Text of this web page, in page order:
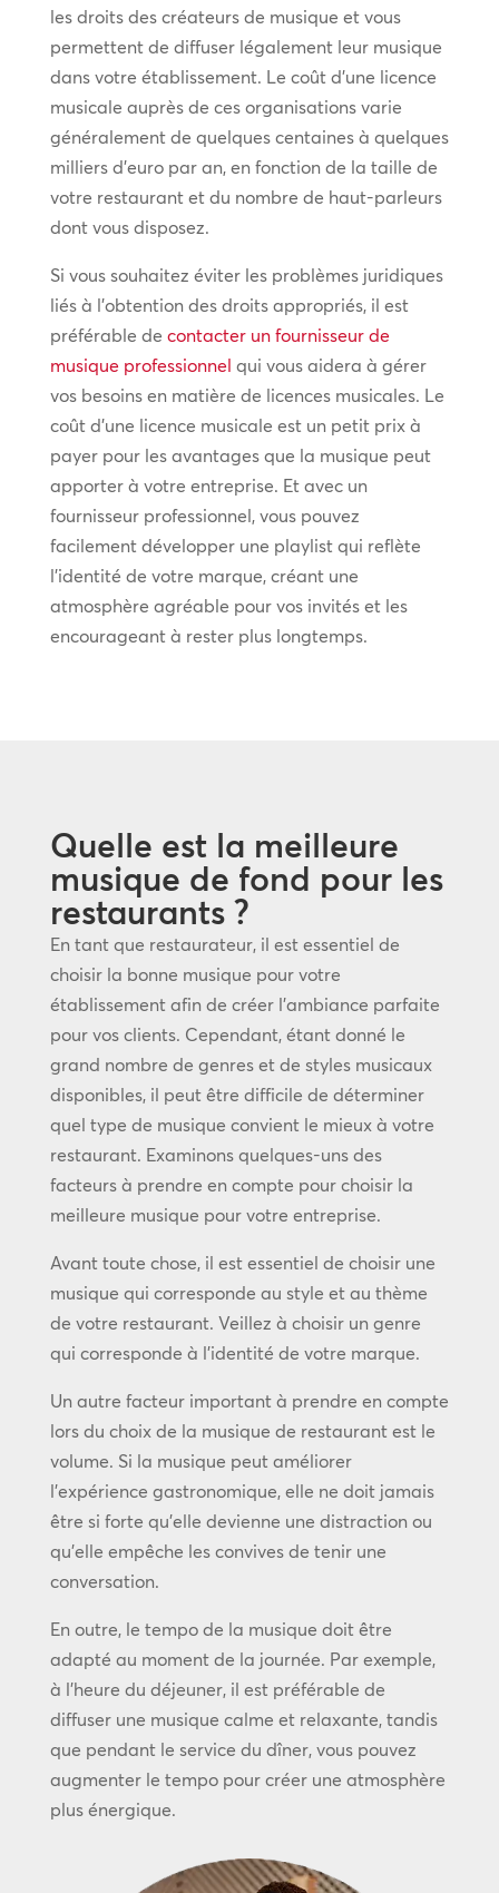
les droits des créateurs de musique et vous
permettent de diffuser légalement leur musique
dans votre établissement. Le coût d’une licence
musicale auprès de ces organisations varie
généralement de quelques centaines à quelques
milliers d’euro par an, en fonction de la taille de
votre restaurant et du nombre de haut-parleurs
dont vous disposez.
Si vous souhaitez éviter les problèmes juridiques
liés à l’obtention des droits appropriés, il est
préférable de contacter un fournisseur de
musique professionnel qui vous aidera à gérer
vos besoins en matière de licences musicales. Le
coût d’une licence musicale est un petit prix à
payer pour les avantages que la musique peut
apporter à votre entreprise. Et avec un
fournisseur professionnel, vous pouvez
facilement développer une playlist qui reflète
l’identité de votre marque, créant une
atmosphère agréable pour vos invités et les
encourageant à rester plus longtemps.
Quelle est la meilleure
musique de fond pour les
restaurants ?
En tant que restaurateur, il est essentiel de
choisir la bonne musique pour votre
établissement afin de créer l’ambiance parfaite
pour vos clients. Cependant, étant donné le
grand nombre de genres et de styles musicaux
disponibles, il peut être difficile de déterminer
quel type de musique convient le mieux à votre
restaurant. Examinons quelques-uns des
facteurs à prendre en compte pour choisir la
meilleure musique pour votre entreprise.
Avant toute chose, il est essentiel de choisir une
musique qui corresponde au style et au thème
de votre restaurant. Veillez à choisir un genre
qui corresponde à l’identité de votre marque.
Un autre facteur important à prendre en compte
lors du choix de la musique de restaurant est le
volume. Si la musique peut améliorer
l’expérience gastronomique, elle ne doit jamais
être si forte qu’elle devienne une distraction ou
qu’elle empêche les convives de tenir une
conversation.
En outre, le tempo de la musique doit être
adapté au moment de la journée. Par exemple,
à l’heure du déjeuner, il est préférable de
diffuser une musique calme et relaxante, tandis
que pendant le service du dîner, vous pouvez
augmenter le tempo pour créer une atmosphère
plus énergique.